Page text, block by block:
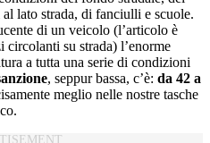
lato strada, di fanciulli e scuole.
di un veicolo (l’articolo è
su strada) l’enorme
a tutta una serie di condizioni
, seppur bassa, c’è: da 42 a
meglio nelle nostre tasche